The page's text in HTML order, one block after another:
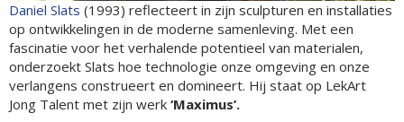
Daniel Slats (1993) reflecteert in zijn sculpturen en installaties
op ontwikkelingen in de moderne samenleving. Met een
fascinatie voor het verhalende potentieel van materialen,
onderzoekt Slats hoe technologie onze omgeving en onze
verlangens construeert en domineert. Hij staat op LekArt
Jong Talent met zijn werk ‘Maximus’.